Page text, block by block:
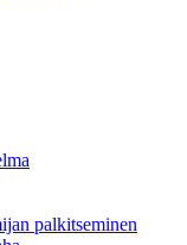
palkitseminen